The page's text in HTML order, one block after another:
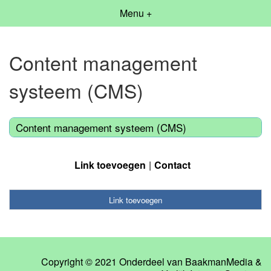
Menu +
Content management
systeem (CMS)
Content management systeem (CMS)
Link toevoegen Contact
Link toevoegen
Copyright © 2021 Onderdeel van BaakmanMedia&